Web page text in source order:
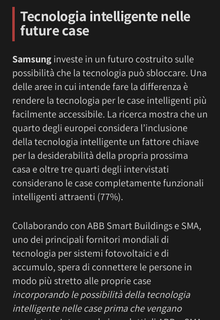
Tecnologia intelligente nelle
future case
Samsunginveste in un futuro costruito sulle
possibilità che la tecnologia può sbloccare. Una
delle aree in cui intende fare la differenza è
rendere la tecnologia per le case intelligenti più
facilmente accessibile. La ricerca mostra che un
quarto degli europei considera l’inclusione
della tecnologia intelligente un fattore chiave
per la desiderabilità della propria prossima
casa e oltre tre quarti degli intervistati
considerano le case completamente funzionali
intelligenti attraenti (77%).
Collaborando con ABB Smart Buildings e SMA,
uno dei principali fornitori mondiali di
tecnologia per sistemi fotovoltaici e di
accumulo, spera di connettere le persone in
modo più stretto alle proprie case
incorporando le possibilità della tecnologia
intelligente nelle case prima che vengano